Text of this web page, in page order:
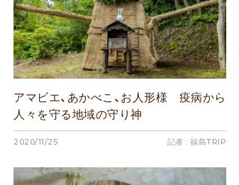
アマビエ、あかべこ、お人形様 疫病から
人々を守る地域の守り神
2020/11/25 記者 : 福島TRIP